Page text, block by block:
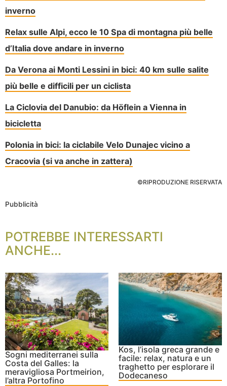
inverno
Relax sulle Alpi, ecco le 10 Spa di montagna più belle
d’Italia dove andare in inverno
Da Verona ai Monti Lessini in bici: 40 km sulle salite
più belle e difficili per un ciclista
La Ciclovia del Danubio: da Höflein a Vienna in
bicicletta
Polonia in bici: la ciclabile Velo Dunajec vicino a
Cracovia (si va anche in zattera)
©RIPRODUZIONE RISERVATA
Pubblicità
POTREBBE INTERESSARTI
ANCHE...
Sogni mediterranei sulla
Costa del Galles: la
meravigliosa Portmeirion,
l’altra Portofino
Kos, l’isola greca grande e
facile: relax, natura e un
traghetto per esplorare il
Dodecaneso